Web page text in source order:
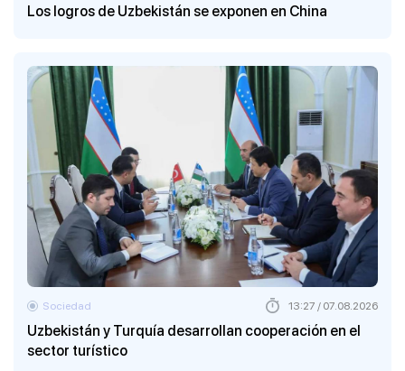
Los logros de Uzbekistán se exponen en China
Uzbekistán y Turquía desarrollan cooperación en el
sector turístico
Sociedad 13:27 / 07.08.2026